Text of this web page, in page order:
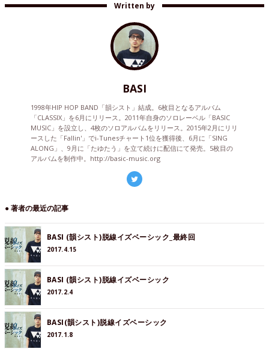
Written by
BASI
1998年HIP HOP BAND「韻シスト」結成。6枚目となるアルバム
「CLASSIX」を6月にリリース。2011年自身のソロレーベル「BASIC
MUSIC」を設立し、4枚のソロアルバムをリリース。2015年2月にリリ
ースした「Fallin'」でi-Tunesチャート1位を獲得後、6月に「SING
ALONG」、9月に「たゆたう」を立て続けに配信にて発売。5枚目の
アルバムを制作中。http://basic-music.org
● 著者の最近の記事
BASI (韻シスト)脱線イズベーシック_最終回
2017.4.15
BASI (韻シスト)脱線イズベーシック
2017.2.4
BASI(韻シスト)脱線イズベーシック
2017.1.8